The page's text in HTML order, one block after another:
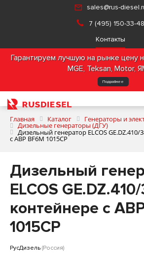
sales@rus-
7 (495) 150-33-48
Контакты
Гарантируем лучшую на рынке цену
MGE, Teksan, Motor,
Подробнее
Продукция
Главная Каталог Генераторы и
Дизельные генераторы (ДГУ)
Дизельный генератор ELCOS GE.DZ.410/
с АВР BF6M 1015CP
Дизельный
ELCOS
контейнере с
1015CP
РусДизель (Россия)